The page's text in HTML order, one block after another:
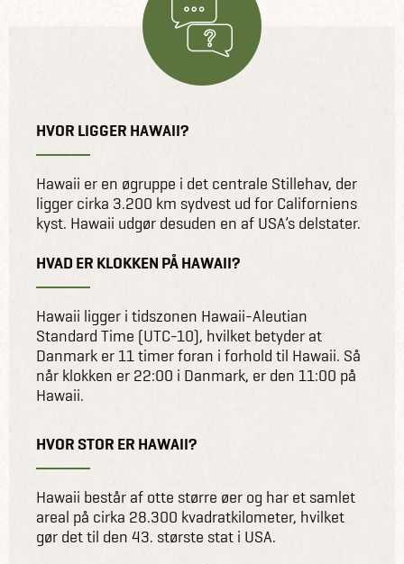
HVOR LIGGER HAWAII?
Hawaii er en øgruppe i det centrale Stillehav, der
ligger cirka 3.200 km sydvest ud for Californiens
kyst. Hawaii udgør desuden en af USA’s delstater.
HVAD ER KLOKKEN PÅ HAWAII?
Hawaii ligger i tidszonen Hawaii-Aleutian
Standard Time (UTC-10), hvilket betyder at
Danmark er 11 timer foran i forhold til Hawaii. Så
når klokken er 22:00 i Danmark, er den 11:00 på
Hawaii.
HVOR STOR ER HAWAII?
Hawaii består af otte større øer og har et samlet
areal på cirka 28.300 kvadratkilometer, hvilket
gør det til den 43. største stat i USA.